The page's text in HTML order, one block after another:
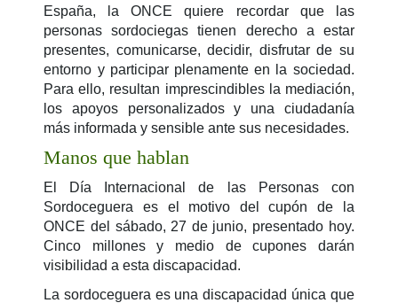
España, la ONCE quiere recordar que las
personas sordociegas tienen derecho a estar
presentes, comunicarse, decidir, disfrutar de su
entorno y participar plenamente en la sociedad.
Para ello, resultan imprescindibles la mediación,
los apoyos personalizados y una ciudadanía
más informada y sensible ante sus necesidades.
Manos que hablan
El Día Internacional de las Personas con
Sordoceguera es el motivo del cupón de la
ONCE del sábado, 27 de junio, presentado hoy.
Cinco millones y medio de cupones darán
visibilidad a esta discapacidad.
La sordoceguera es una discapacidad única que